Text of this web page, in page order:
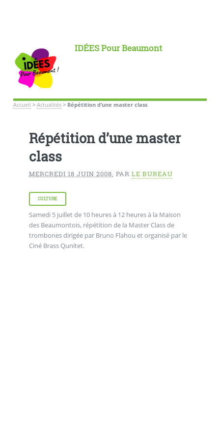
IDÉES Pour Beaumont
Accueil > Actualités> Répétition d’une master class
Répétition d’une master
class
MERCREDI 18 JUIN 2008, PAR LE BUREAU
CULTURE
Samedi 5 juillet de 10 heures à 12 heures à la Maison
des Beaumontois, répétition de la Master Class de
trombones dirigée par Bruno Flahou et organisé par le
Ciné Brass Qunitet.